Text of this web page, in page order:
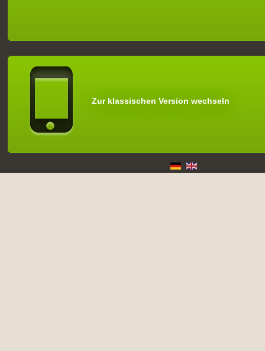
Zur klassischen Version wechseln